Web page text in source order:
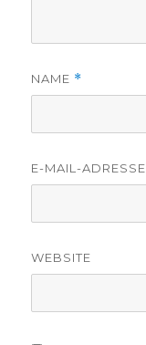
NAME *
E-MAIL-ADRESSE
WEBSITE